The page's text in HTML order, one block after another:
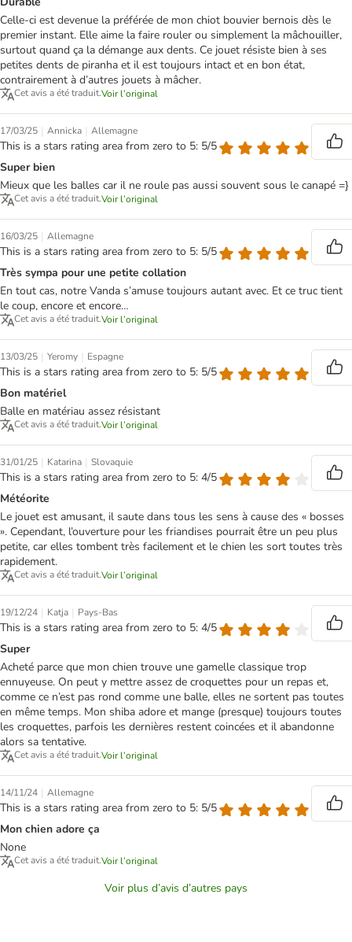
Celle-ci est devenue la préférée de mon chiot bouvier bernois dès le
premier instant. Elle aime la faire rouler ou simplement la mâchouiller,
surtout quand ça la démange aux dents. Ce jouet résiste bien à ses
petites dents de piranha et il est toujours intact et en bon état,
contrairement à d’autres jouets à mâcher.
Cet avis a été traduit.Voir l’original
17/03/25 | Annicka | Allemagne
This is a stars rating area from zero to 5: 5/5
Super bien
Mieux que les balles car il ne roule pas aussi souvent sous le canapé =}
Cet avis a été traduit.Voir l’original
16/03/25 | Allemagne
This is a stars rating area from zero to 5: 5/5
Très sympa pour une petite collation
En tout cas, notre Vanda s’amuse toujours autant avec. Et ce truc tient
le coup, encore et encore…
Cet avis a été traduit.Voir l’original
13/03/25 | Yeromy | Espagne
This is a stars rating area from zero to 5: 5/5
Bon matériel
Balle en matériau assez résistant
Cet avis a été traduit.Voir l’original
31/01/25 | Katarina | Slovaquie
This is a stars rating area from zero to 5: 4/5
Météorite
Le jouet est amusant, il saute dans tous les sens à cause des « bosses
». Cependant, l’ouverture pour les friandises pourrait être un peu plus
petite, car elles tombent très facilement et le chien les sort toutes très
rapidement.
Cet avis a été traduit.Voir l’original
19/12/24 | Katja | Pays-Bas
This is a stars rating area from zero to 5: 4/5
Super
Acheté parce que mon chien trouve une gamelle classique trop
ennuyeuse. On peut y mettre assez de croquettes pour un repas et,
comme ce n’est pas rond comme une balle, elles ne sortent pas toutes
en même temps. Mon shiba adore et mange (presque) toujours toutes
les croquettes, parfois les dernières restent coincées et il abandonne
alors sa tentative.
Cet avis a été traduit.Voir l’original
14/11/24 | Allemagne
This is a stars rating area from zero to 5: 5/5
Mon chien adore ça
None
Cet avis a été traduit.Voir l’original
Voir plus d’avis d’autres pays